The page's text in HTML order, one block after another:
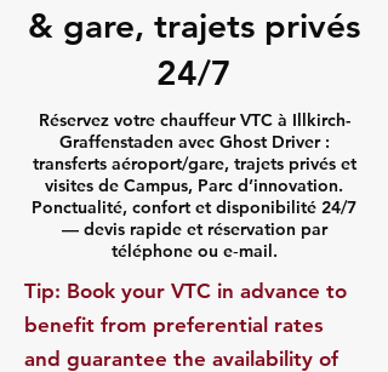
& gare, trajets privés
24/7
Réservez votre chauffeur VTC à Illkirch-
Graffenstaden avec Ghost Driver :
transferts aéroport/gare, trajets privés et
visites de Campus, Parc d’innovation.
Ponctualité, confort et disponibilité 24/7
— devis rapide et réservation par
téléphone ou e‑mail.
​Tip: Book your VTC in advance to
benefit from preferential rates
and guarantee the availability of